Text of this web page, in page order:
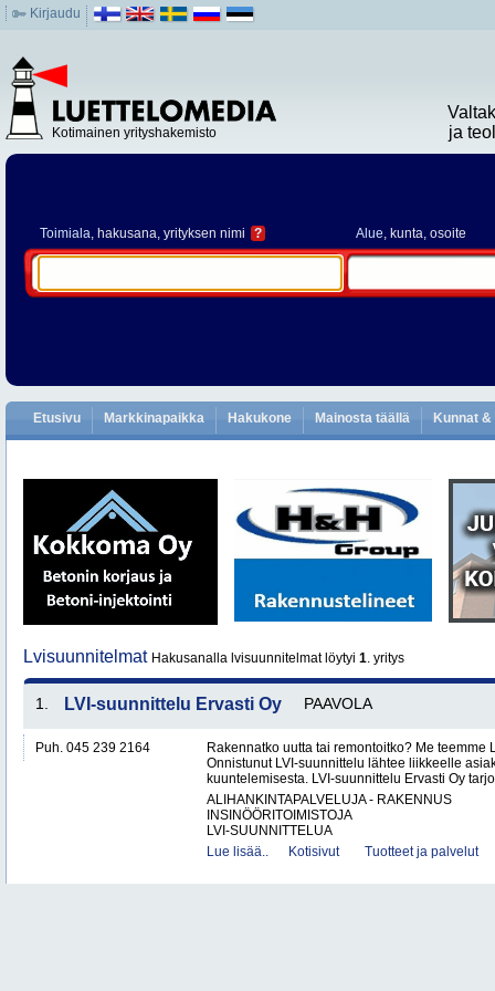
Kirjaudu
Kotimainen yrityshakemisto
ja
Toimiala, hakusana, yrityksen nimi ? Alue, kunta, osoite
Etusivu Markkinapaikka Hakukone Mainosta täällä Kunnat
Lvisuunnitelmat Hakusanalla lvisuunnitelmat löytyi 1. yritys
1. LVI-suunnittelu Ervasti Oy PAAVOLA
Puh. 045 239 2164
Rakennatko uutta tai remontoitko? Me teemme
Onnistunut LVI-suunnittelu lähtee liikkeelle
kuuntelemisesta. LVI-suunnittelu Ervasti Oy
ALIHANKINTAPALVELUJA - RAKENNUS
INSINÖÖRITOIMISTOJA
LVI-SUUNNITTELUA
Lue lisää..
Kotisivut Tuotteet ja palvelut